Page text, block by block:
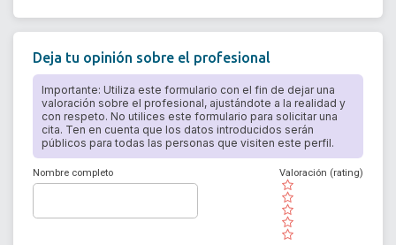
Deja tu opinión sobre el profesional
Importante: Utiliza este formulario con el fin de dejar una
valoración sobre el profesional, ajustándote a la realidad y
con respeto. No utilices este formulario para solicitar una
cita. Ten en cuenta que los datos introducidos serán
públicos para todas las personas que visiten este perfil.
Nombre completo
( )
( )
( )
( )
( )
Valoración (rating)